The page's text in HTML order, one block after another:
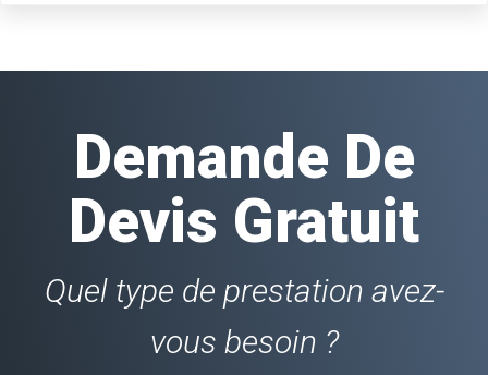
Demande De
Devis Gratuit
Quel type de prestation avez-
vous besoin ?